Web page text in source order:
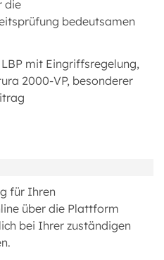
die
bedeutsamen
mit Eingriffsregelung,
2000-VP, besonderer
für Ihren
über die Plattform
bei Ihrer zuständigen